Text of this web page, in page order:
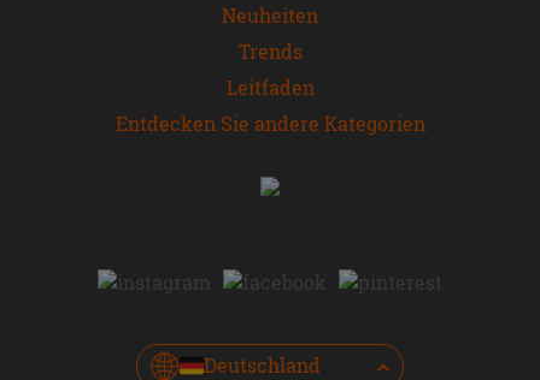
Neuheiten
Trends
Leitfaden
Entdecken Sie andere Kategorien
Deutschland